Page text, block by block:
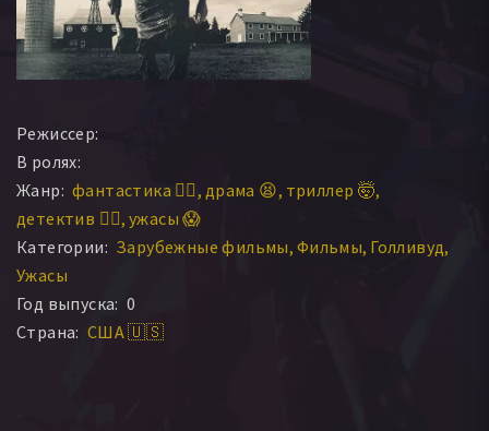
Режиссер:
В ролях:
Жанр: фантастика 🧙‍♀️ драма 😫 триллер 🤯
детектив 🕵️‍♂️ ужасы 😱
Категории: Зарубежные фильмы Фильмы Голливуд
Ужасы
Год выпуска: 0
Страна: США 🇺🇸